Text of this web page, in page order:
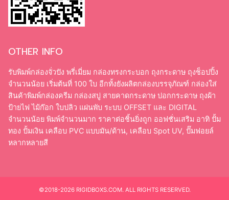
OTHER INFO
รับพิมพ์กล่องจั่วปัง พรี่เมี่ยม กล่องทรงกระบอก ถุงกระดาษ ถุงช็อปปิ้ง
จำนวนน้อย เริ่มต้นที่ 100 ใบ อีกทั้งยังผลิตกล่องบรรจุภัณฑ์ กล่องใส่
สินค้าพิมพ์กล่องครีม กล่องสบู่ สายคาดกระดาษ ปอกกระดาษ ถุงผ้า
ป้ายไฟ ไม้ก๊อก ใบปลิว แผ่นพับ ระบบ OFFSET และ DIGITAL
จำนวนน้อย พิมพ์จำนวนมาก ราคาต่อชิ้นยิ่งถูก ออฟชั่นเสริม อาทิ ปั้ม
ทอง ปั้มเงิน เคลือบ PVC แบบมัน/ด้าน, เคลือบ Spot UV, ปั๊มฟอยล์
หลากหลายสี
©2018-2026 RIGIDBOXS.COM. ALL RIGHTS RESERVED.